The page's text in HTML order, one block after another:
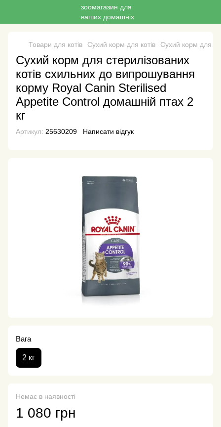
Товари для котів Сухий корм для котів Сухий корм для
Сухий корм для стерилізованих
котів схильних до випрошування
корму Royal Canin Sterilised
Appetite Control домашній птах 2
кг
Артикул: 25630209 Написати відгук
Вага
2 кг
Немає в наявності
1 080 грн